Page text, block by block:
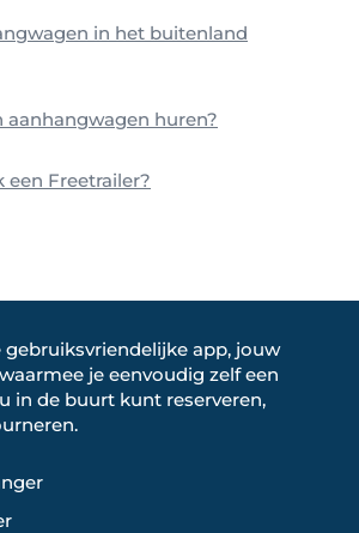
in het buitenland
aanhangwagen huren?
een Freetrailer?
app, jouw
je eenvoudig zelf een
in de buurt kunt reserveren,